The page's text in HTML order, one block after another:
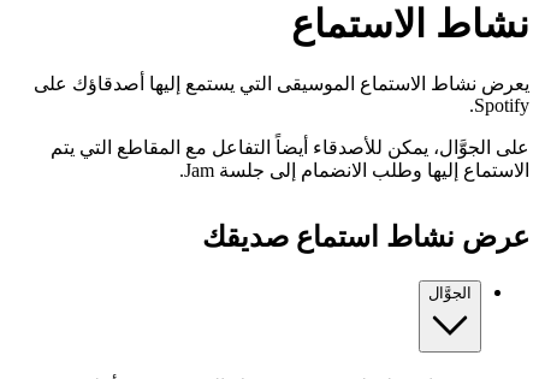
نشاط الاستماع
يعرض نشاط الاستماع الموسيقى التي يستمع إليها أصدقاؤك على
Spotify.
على الجوَّال، يمكن للأصدقاء أيضاً التفاعل مع المقاطع التي يتم
الاستماع إليها وطلب الانضمام إلى جلسة Jam.
عرض نشاط استماع صديقك
الجوَّال